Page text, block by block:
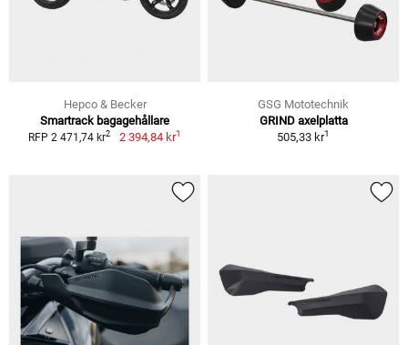
Hepco & Becker
Smartrack bagagehållare
RFP 2 471,74 kr2 2 394,84 kr1
GSG Mototechnik
GRIND axelplatta
505,33 kr1